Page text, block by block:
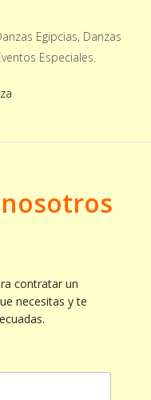
Egipcias, Danzas
Especiales.
contratar un
necesitas y te